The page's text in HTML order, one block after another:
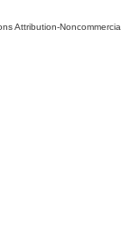
Attribution-